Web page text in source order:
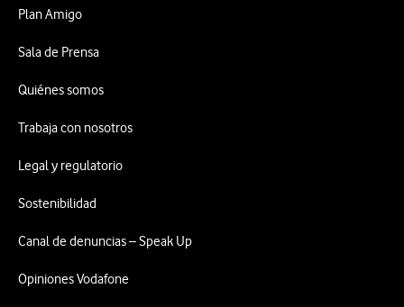
Plan Amigo
Sala de Prensa
Quiénes somos
Trabaja con nosotros
Legal y regulatorio
Sostenibilidad
Canal de denuncias – Speak Up
Opiniones Vodafone